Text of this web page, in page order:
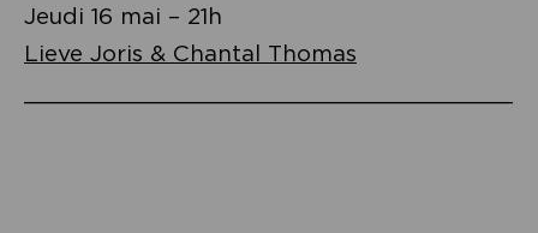
Jeudi 16 mai – 21h
Lieve Joris & Chantal Thomas